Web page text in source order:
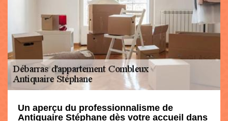
Un aperçu du professionnalisme de
Antiquaire Stéphane dès votre accueil dans